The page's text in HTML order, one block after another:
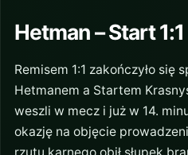
Hetman – Start 1:1
Remisem 1:1 zakończyło się
Hetmanem a Startem
weszli w mecz i już w 14.
okazję na objęcie